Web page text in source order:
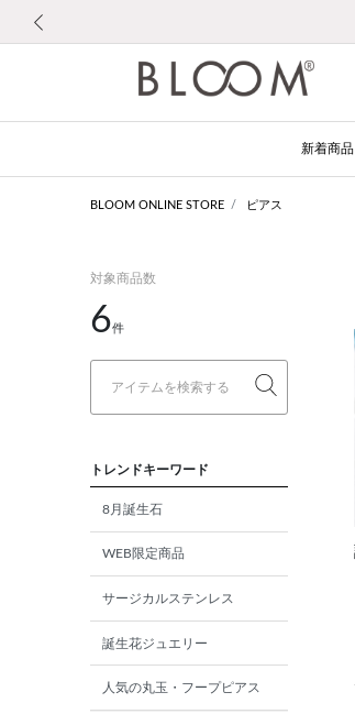
新着商品
BLOOM ONLINE STORE ピアス
対象商品数
6件
トレンドキーワード
8月誕生石
WEB限定商品
サージカルステンレス
誕生花ジュエリー
人気の丸玉・フープピアス